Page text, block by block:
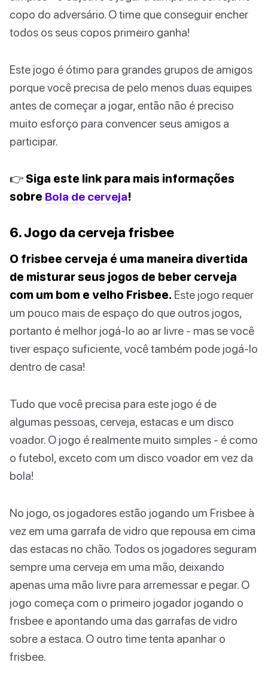
copo do adversário. O time que conseguir encher
todos os seus copos primeiro ganha!
Este jogo é ótimo para grandes grupos de amigos
porque você precisa de pelo menos duas equipes
antes de começar a jogar, então não é preciso
muito esforço para convencer seus amigos a
participar.
👉 Siga este link para mais informações
sobre Bola de cerveja!
6. Jogo da cerveja frisbee
O frisbee cerveja é uma maneira divertida
de misturar seus jogos de beber cerveja
com um bom e velho Frisbee. Este jogo requer
um pouco mais de espaço do que outros jogos,
portanto é melhor jogá-lo ao ar livre - mas se você
tiver espaço suficiente, você também pode jogá-lo
dentro de casa!
Tudo que você precisa para este jogo é de
algumas pessoas, cerveja, estacas e um disco
voador. O jogo é realmente muito simples - é como
o futebol, exceto com um disco voador em vez da
bola!
No jogo, os jogadores estão jogando um Frisbee à
vez em uma garrafa de vidro que repousa em cima
das estacas no chão. Todos os jogadores seguram
sempre uma cerveja em uma mão, deixando
apenas uma mão livre para arremessar e pegar. O
jogo começa com o primeiro jogador jogando o
frisbee e apontando uma das garrafas de vidro
sobre a estaca. O outro time tenta apanhar o
frisbee.